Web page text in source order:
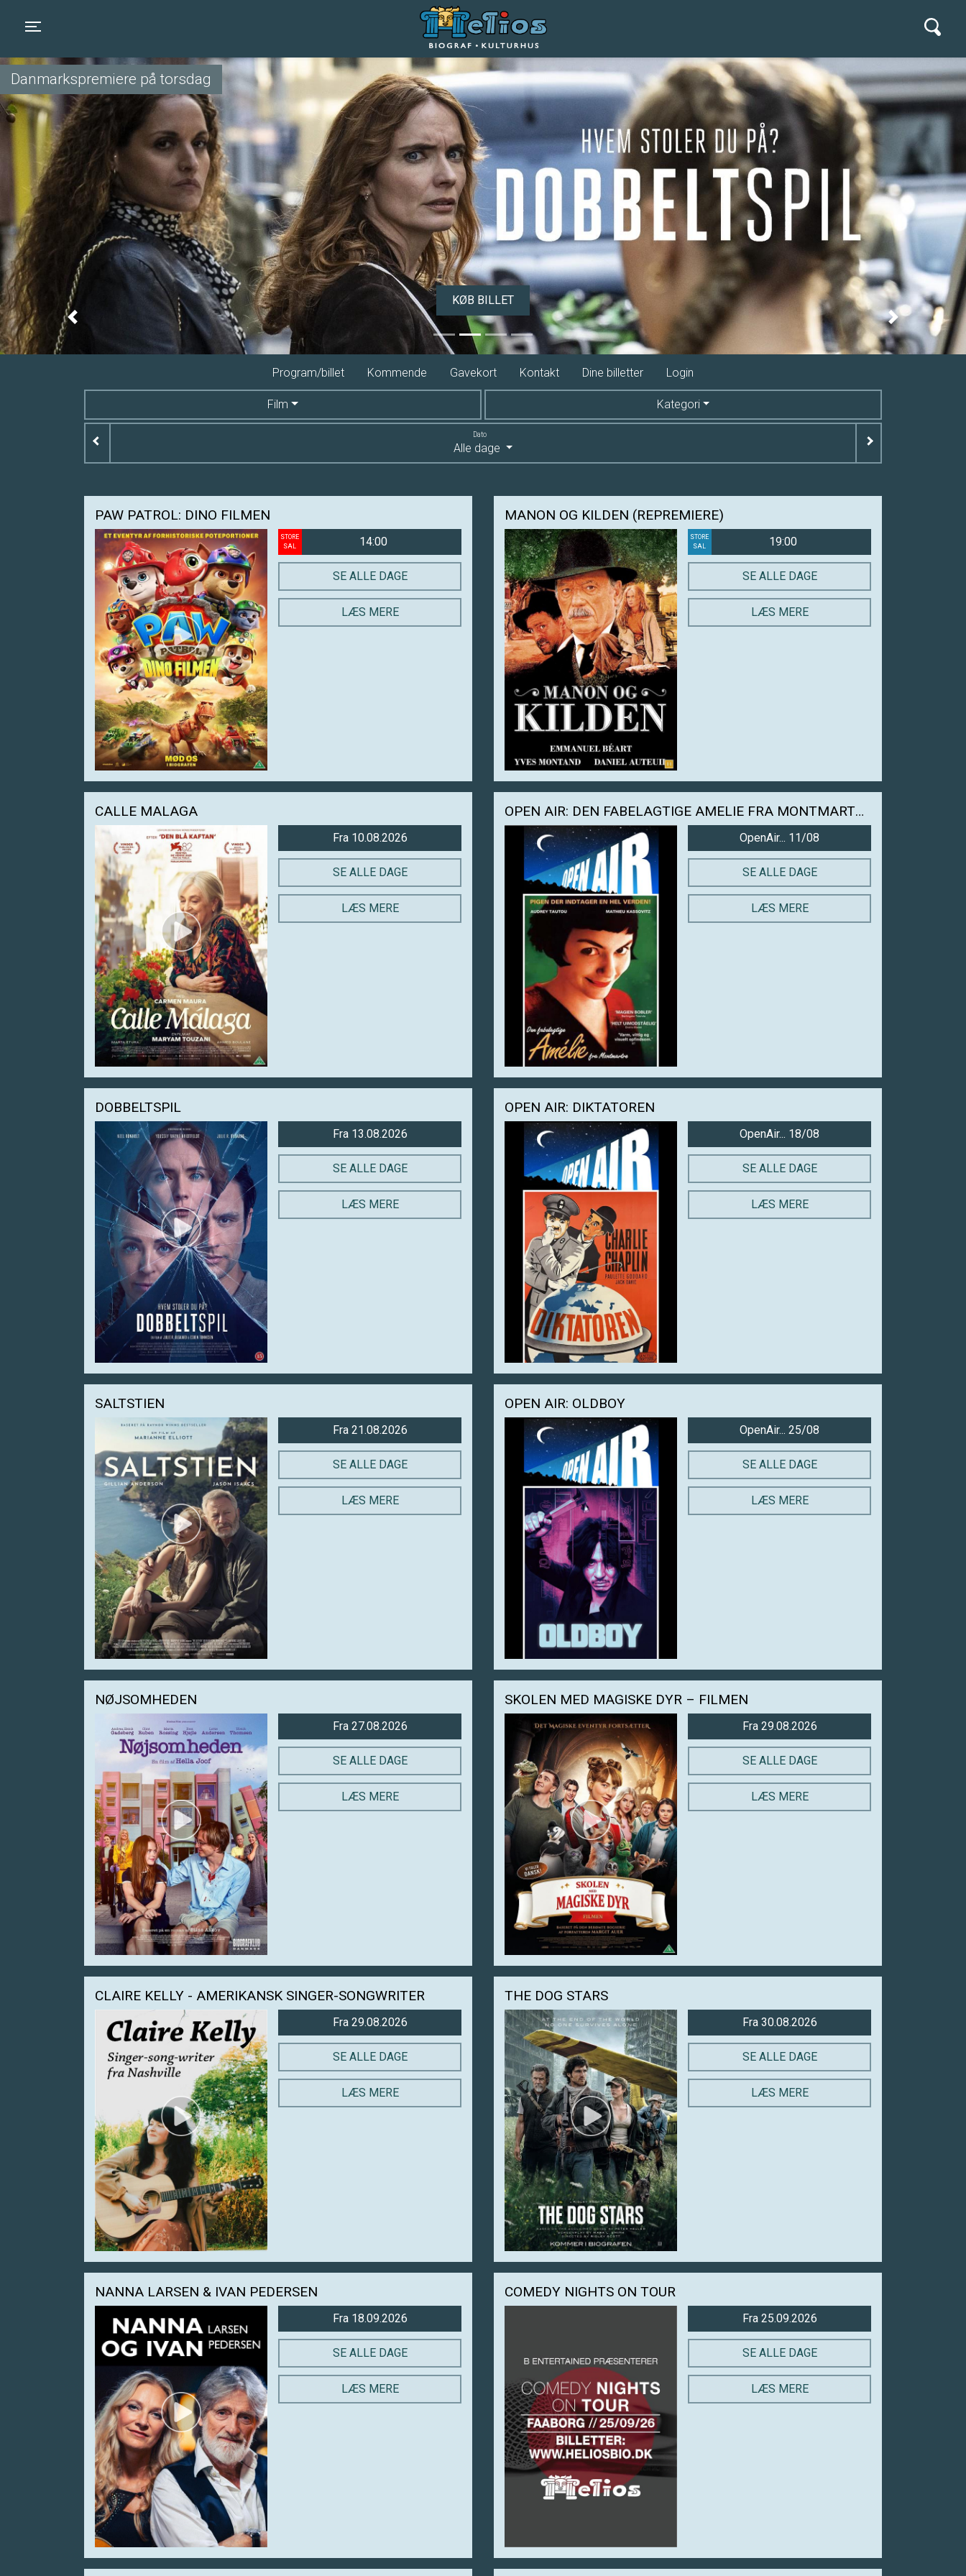
Helios Biograf og Kulturhus
Danmarkspremiere på torsdag
KØB BILLET
Previous
Next
Program/billet Kommende Gavekort Kontakt Dine billetter Login
Film Kategori
Dato
Alle dage
PAW PATROL: DINO FILMEN
STORE
SAL
14:00
SE ALLE DAGE
LÆS MERE
MANON OG KILDEN (REPREMIERE)
STORE
SAL
19:00
SE ALLE DAGE
LÆS MERE
CALLE MALAGA
Fra 10.08.2026
SE ALLE DAGE
LÆS MERE
OPEN AIR: DEN FABELAGTIGE AMELIE FRA MONTMARTRE
OpenAir... 11/08
SE ALLE DAGE
LÆS MERE
DOBBELTSPIL
Fra 13.08.2026
SE ALLE DAGE
LÆS MERE
OPEN AIR: DIKTATOREN
OpenAir... 18/08
SE ALLE DAGE
LÆS MERE
SALTSTIEN
Fra 21.08.2026
SE ALLE DAGE
LÆS MERE
OPEN AIR: OLDBOY
OpenAir... 25/08
SE ALLE DAGE
LÆS MERE
NØJSOMHEDEN
Fra 27.08.2026
SE ALLE DAGE
LÆS MERE
SKOLEN MED MAGISKE DYR – FILMEN
Fra 29.08.2026
SE ALLE DAGE
LÆS MERE
CLAIRE KELLY - AMERIKANSK SINGER-SONGWRITER
Fra 29.08.2026
SE ALLE DAGE
LÆS MERE
THE DOG STARS
Fra 30.08.2026
SE ALLE DAGE
LÆS MERE
NANNA LARSEN & IVAN PEDERSEN
Fra 18.09.2026
SE ALLE DAGE
LÆS MERE
COMEDY NIGHTS ON TOUR
Fra 25.09.2026
SE ALLE DAGE
LÆS MERE